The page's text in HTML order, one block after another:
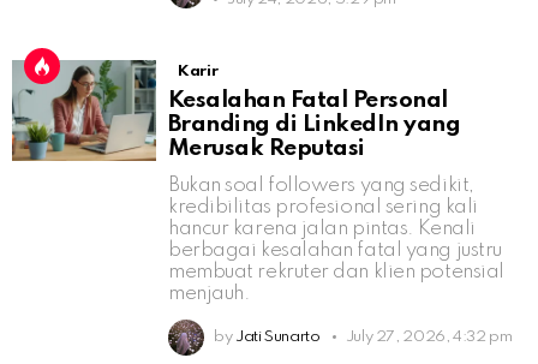
Karir
Kesalahan Fatal Personal
Branding di LinkedIn yang
Merusak Reputasi
Bukan soal followers yang sedikit,
kredibilitas profesional sering kali
hancur karena jalan pintas. Kenali
berbagai kesalahan fatal yang justru
membuat rekruter dan klien potensial
menjauh.
by Jati Sunarto July 27, 2026, 4:32 pm